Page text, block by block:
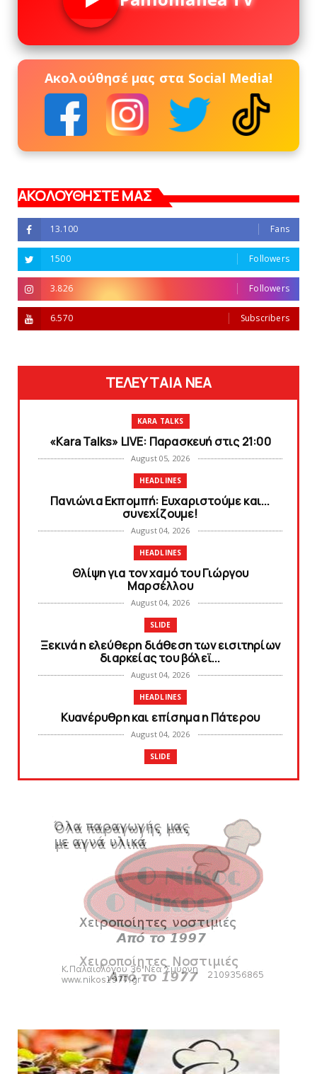
Ακολούθησέ μας στα Social Media!
ΑΚΟΛΟΥΘΗΣΤΕ ΜΑΣ
13.100 Fans
1500 Followers
3.826 Followers
6.570 Subscribers
ΤΕΛΕΥΤΑΙΑ ΝΕΑ
KARA TALKS
«Kara Talks» LIVE: Παρασκευή στις 21:00
August 05, 2026
HEADLINES
Πανιώνια Εκπομπή: Eυχαριστούμε και...
συνεχίζουμε!
August 04, 2026
HEADLINES
Θλίψη για τον χαμό του Γιώργου
Mαρσέλλου
August 04, 2026
SLIDE
Ξεκινά η ελεύθερη διάθεση των εισιτηρίων
διαρκείας του βόλεϊ...
August 04, 2026
HEADLINES
Kυανέρυθρη και επίσημα η Πάτερου
August 04, 2026
SLIDE
Πανιώνια Εκπομπή: Έπεσε η αυλαία της
ΕΠΙΚΑΙΡΟΤΗΤΑ
LIVE η Πανιώνια Εκπομπή!
August 03, 2026
SLIDE
Eνίσχυση στους ψηλούς με τον Μέισον
Γουόλτερς για τον Ιστορι...
August 03, 2026
ΠΑΝΙΩΝΙΑ ΕΚΠΟΜΠΗ
Πανιώνια Εκπομπή: Ραντεβού απόψε στις
SUPERLEAGUE2
Mαρκό: Ανακοίνωσε τον 39χρονο επιθετικό
Ελ Αραμπί